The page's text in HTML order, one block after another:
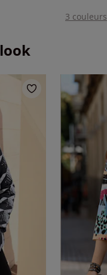
3 couleurs